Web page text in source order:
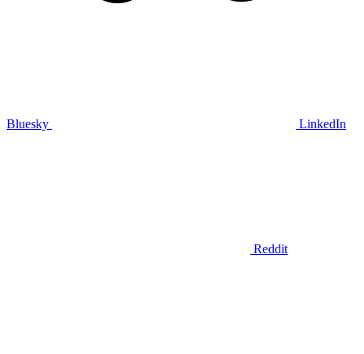
Bluesky LinkedIn
Reddit